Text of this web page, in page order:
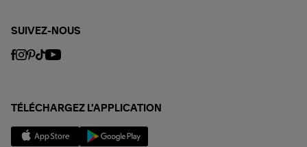
SUIVEZ-NOUS
TÉLÉCHARGEZ L'APPLICATION